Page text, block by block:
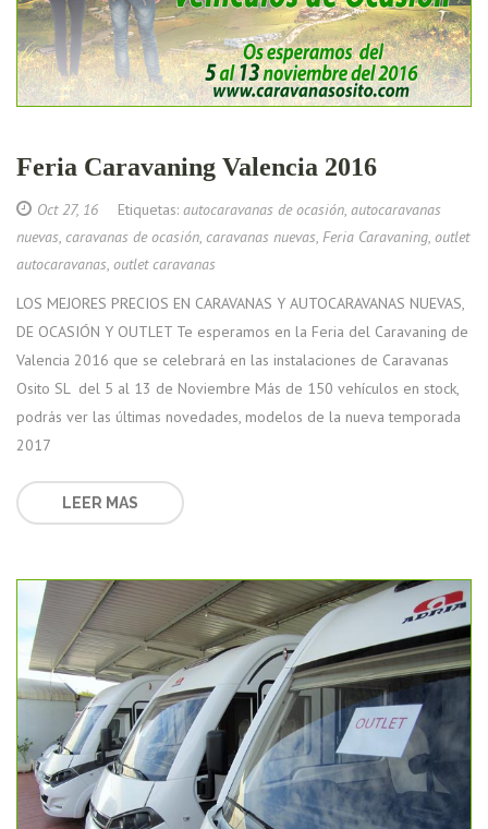
Feria Caravaning Valencia 2016
Oct 27, 16 Etiquetas: autocaravanas de ocasión, autocaravanas
nuevas, caravanas de ocasión, caravanas nuevas, Feria Caravaning, outlet
autocaravanas, outlet caravanas
LOS MEJORES PRECIOS EN CARAVANAS Y AUTOCARAVANAS NUEVAS,
DE OCASIÓN Y OUTLET Te esperamos en la Feria del Caravaning de
Valencia 2016 que se celebrará en las instalaciones de Caravanas
Osito SL del 5 al 13 de Noviembre Más de 150 vehículos en stock,
podrás ver las últimas novedades, modelos de la nueva temporada
2017
LEER MAS